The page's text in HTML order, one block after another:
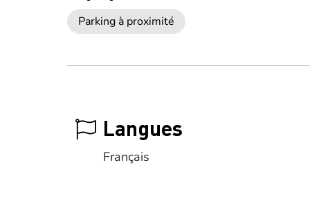
Parking à proximité
Langues
Français